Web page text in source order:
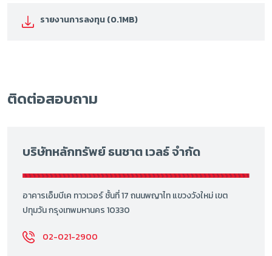
รายงานการลงทุน (0.1MB)
ติดต่อสอบถาม
บริษัทหลักทรัพย์ ธนชาต เวลธ์ จำกัด
อาคารเอ็มบีเค ทาวเวอร์ ชั้นที่ 17 ถนนพญาไท แขวงวังใหม่ เขต
ปทุมวัน กรุงเทพมหานคร 10330
02-021-2900